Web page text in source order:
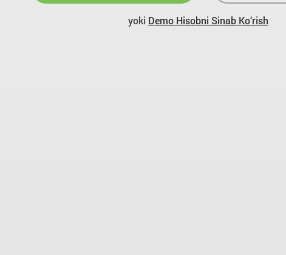
yoki Demo Hisobni Sinab Ko‘rish